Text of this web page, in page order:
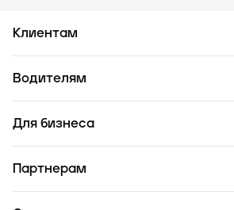
Клиентам
Водителям
Для бизнеса
Партнерам